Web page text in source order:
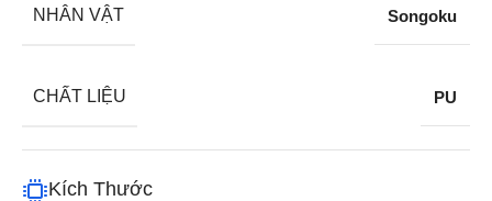
NHÂN VẬT Songoku
CHẤT LIỆU PU
Kích Thước